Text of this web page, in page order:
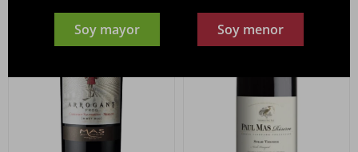
Soy mayor Soy menor